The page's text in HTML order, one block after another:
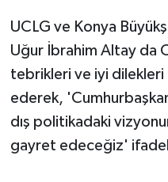
UCLG ve Konya
Uğur İbrahim Altay da
tebrikleri ve iyi dilekleri
ederek,
dış politikadaki
gayret edeceğiz'